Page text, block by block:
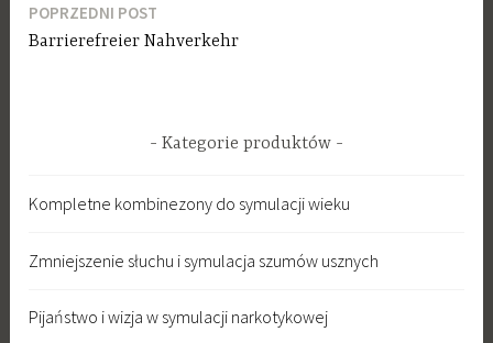
Nawigacja
POPRZEDNI POST
Barrierefreier Nahverkehr
Kategorie produktów
Kompletne kombinezony do symulacji wieku
Zmniejszenie słuchu i symulacja szumów usznych
Pijaństwo i wizja w symulacji narkotykowej